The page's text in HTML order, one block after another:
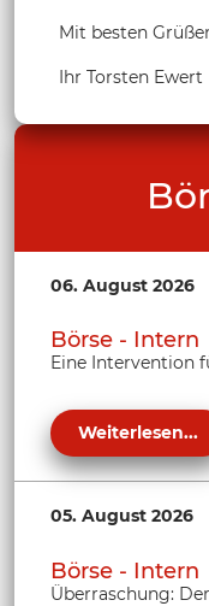
Mit besten
Ihr Torsten Ewert
06. August 2026
Börse - Intern
Eine Intervention
Weiterlesen...
05. August 2026
Börse - Intern
Überraschung: